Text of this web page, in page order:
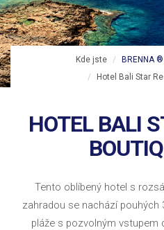
Kde jste BRENNA ®
Hotel Bali Star
HOTEL BALI
Tento oblíbený hotel s
zahradou se nachází
pláže s pozvolným vstupem